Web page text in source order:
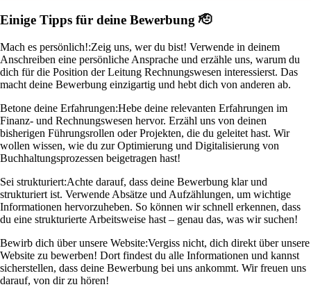
Einige Tipps für deine Bewerbung 🫡
Mach es persönlich!:Zeig uns, wer du bist! Verwende in deinem
Anschreiben eine persönliche Ansprache und erzähle uns, warum du
dich für die Position der Leitung Rechnungswesen interessierst. Das
macht deine Bewerbung einzigartig und hebt dich von anderen ab.
Betone deine Erfahrungen:Hebe deine relevanten Erfahrungen im
Finanz- und Rechnungswesen hervor. Erzähl uns von deinen
bisherigen Führungsrollen oder Projekten, die du geleitet hast. Wir
wollen wissen, wie du zur Optimierung und Digitalisierung von
Buchhaltungsprozessen beigetragen hast!
Sei strukturiert:Achte darauf, dass deine Bewerbung klar und
strukturiert ist. Verwende Absätze und Aufzählungen, um wichtige
Informationen hervorzuheben. So können wir schnell erkennen, dass
du eine strukturierte Arbeitsweise hast – genau das, was wir suchen!
Bewirb dich über unsere Website:Vergiss nicht, dich direkt über unsere
Website zu bewerben! Dort findest du alle Informationen und kannst
sicherstellen, dass deine Bewerbung bei uns ankommt. Wir freuen uns
darauf, von dir zu hören!